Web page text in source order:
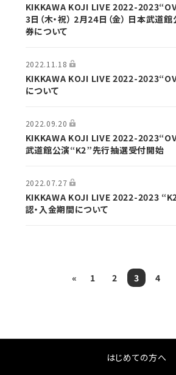
KIKKAWA KOJI LIVE 2022-
3日（木・祝） 2月24日（金） 日本武道
券について
2022.11.18
KIKKAWA KOJI LIVE 2022-
について
2022.09.20
KIKKAWA KOJI LIVE 2022-
武道館公演“K2”先行抽選受付開始
2022.07.27
KIKKAWA KOJI LIVE 2022-2023
認・入金期間について
« 1 2 3 4
はじめての方へ